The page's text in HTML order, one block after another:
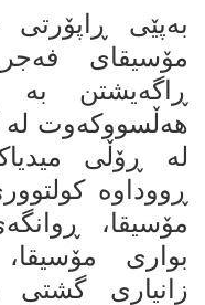
بەپێی
مۆسیقای
ڕاگەیشتن بە
هەڵسووکەوت لە
لە ڕۆڵی
ڕووداوە
مۆسیقا،
بواری
زانیاری